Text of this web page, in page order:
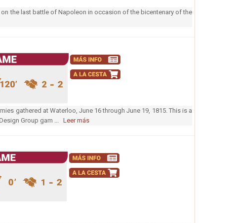
on the last battle of Napoleon in occasion of the bicentenary of the
gathered at Waterloo, June 16 through June 19, 1815. This is a
Group gam ... Leer más